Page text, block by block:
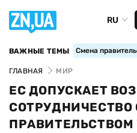
RU
ВАЖНЫЕ ТЕМЫ Смена
ГЛАВНАЯ МИР
ЕС ДОПУСКАЕТ
СОТРУДНИЧЕСТВО
ПРАВИТЕЛЬСТВОМ